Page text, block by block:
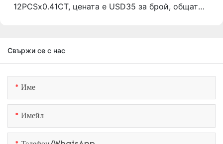
12PCSx0.41CT, цената е USD35 за брой, общата
Свържи се с нас
Име
Имейл